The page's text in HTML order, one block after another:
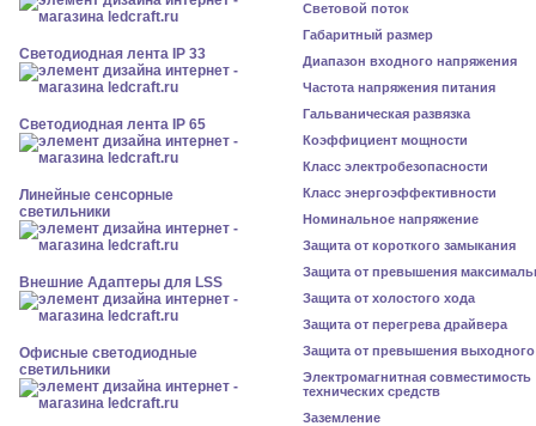
Светодиодная лента IP 33
Светодиодная лента IP 65
Линейные сенсорные
светильники
Внешние Адаптеры для LSS
Офисные светодиодные
светильники
Световой поток
Габаритный размер
Диапазон входного напряжения
Частота напряжения питания
Гальваническая развязка
Коэффициент мощности
Класс электробезопасности
Класс энергоэффективности
Номинальное напряжение
Защита от короткого замыкания
Защита от превышения
Защита от холостого хода
Защита от перегрева драйвера
Защита от превышения
Электромагнитная совместимость
технических средств
Заземление